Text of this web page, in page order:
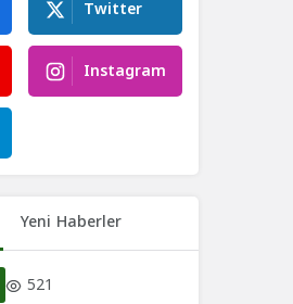
Twitter
Instagram
Yeni Haberler
521